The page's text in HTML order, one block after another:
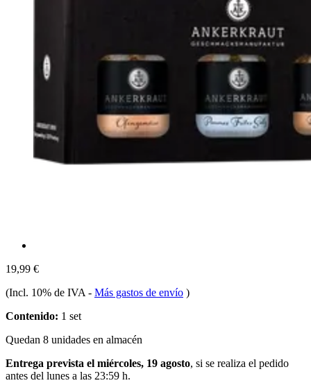
19,99 €
(Incl. 10% de IVA - Más gastos de envío )
Contenido: 1 set
Quedan 8 unidades en almacén
Entrega prevista el miércoles, 19 agosto, si se realiza el pedido
antes del lunes a las 23:59 h.